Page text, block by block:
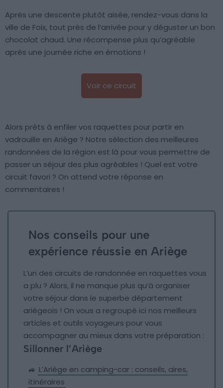
Après une descente plutôt aisée, rendez-vous dans la
ville de Foix, tout près de l’arrivée pour y déguster un bon
chocolat chaud. Une récompense plus qu’agréable
après une journée riche en émotions !
Voir ce circuit
Alors prêts à enfiler vos raquettes pour partir en
vadrouille en Ariège ? Notre sélection des meilleures
randonnées de la région est là pour vous permettre de
passer un séjour des plus agréables ! Quel est votre
circuit favori ? On attend votre réponse en
commentaires !
Nos conseils pour une
expérience réussie en Ariège
L’un des circuits de randonnée en raquettes vous
a plu ? Alors, il ne manque plus qu’à organiser
votre séjour dans le superbe département
ariégeois ! On vous a regroupé ici nos meilleurs
articles et outils voyageurs pour vous
accompagner au mieux dans votre préparation :
Sillonner l’Ariège
🚙 L’Ariège en camping-car : conseils, aires,
itinéraires